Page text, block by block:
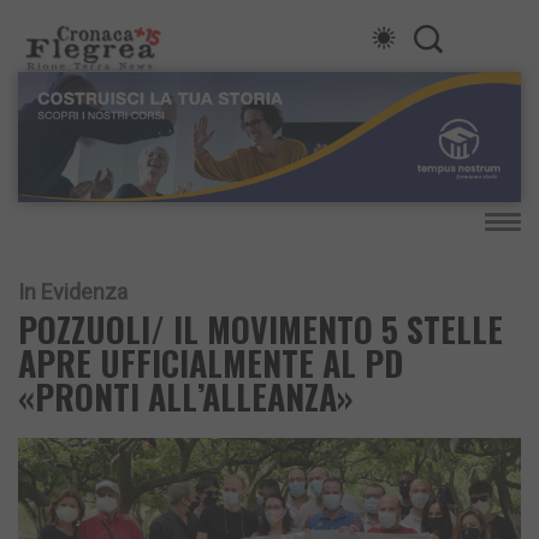
In Evidenza
POZZUOLI/ IL MOVIMENTO 5 STELLE
APRE UFFICIALMENTE AL PD
«PRONTI ALL’ALLEANZA»